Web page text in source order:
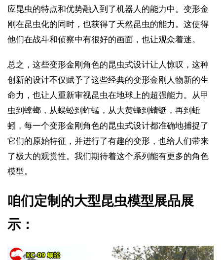
应昆虫的特点和优势融入到了机器人的能力中。变形金
刚在昆虫化的同时，也获得了天然昆虫的能力。这使得
他们在战斗和侦察中有很好的画面，也让观众着迷。
总之，这些变形金刚角色的昆虫式设计让人惊叹，这种
创新的设计不仅赋予了这些经典的变形金刚人物新的生
命力，也让人重新审视昆虫在地球上的超强能力。从甲
虫到螳螂，从蜈蚣到蚱蜢，从大黄蜂到蜻蜓，再到蚯
蚓，每一个变形金刚角色的昆虫式设计都准确地捕捉了
它们的原始特征，并进行了有趣的变形，也给人们带来
了极大的观赏性。我们期待着这个系列能有更多的角色
模型。
咱们定制的大型昆虫模型展品展
示：